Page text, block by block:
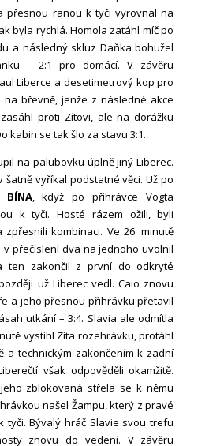
přesnou ranou k tyči vyrovnal na
byla rychlá. Homola zatáhl míč po
a následný skluz Daňka bohužel
– 2:1 pro domácí. V závěru
Liberce a desetimetrový kop pro
na břevně, jenže z následné akce
proti Zítovi, ale na dorážku
kabin se tak šlo za stavu 3:1.
na palubovku úplně jiný Liberec.
šatně vyříkal podstatné věci. Už po
BÍNA, když po přihrávce Vogta
k tyči. Hosté rázem ožili, byli
kombinaci. Ve 26. minutě
v přečíslení dva na jednoho uvolnil
ten zakončil z první do odkryté
už Liberec vedl. Caio znovu
a jeho přesnou přihrávku přetavil
utkání – 3:4. Slavia ale odmítla
vystihl Zíta rozehrávku, protáhl
a technickým zakončením k zadní
však odpověděli okamžitě.
zblokovaná střela se k němu
našel Žampu, který z pravé
tyči. Bývalý hráč Slavie svou trefu
znovu do vedení. V závěru